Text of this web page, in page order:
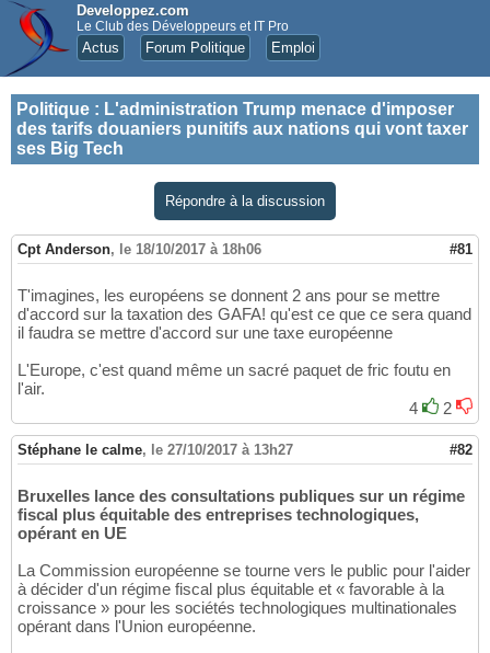
Developpez.com
Le Club des Développeurs et IT Pro
Actus Forum Politique Emploi
Politique : L'administration Trump menace d'imposer
des tarifs douaniers punitifs aux nations qui vont taxer
ses Big Tech
Répondre à la discussion
Cpt Anderson, le 18/10/2017 à 18h06 #81
T'imagines, les européens se donnent 2 ans pour se mettre
d'accord sur la taxation des GAFA! qu'est ce que ce sera quand
il faudra se mettre d'accord sur une taxe européenne
L'Europe, c'est quand même un sacré paquet de fric foutu en
l'air.
4
2
Stéphane le calme, le 27/10/2017 à 13h27 #82
Bruxelles lance des consultations publiques sur un régime
fiscal plus équitable des entreprises technologiques,
opérant en UE
La Commission européenne se tourne vers le public pour l'aider
à décider d'un régime fiscal plus équitable et « favorable à la
croissance » pour les sociétés technologiques multinationales
opérant dans l'Union européenne.